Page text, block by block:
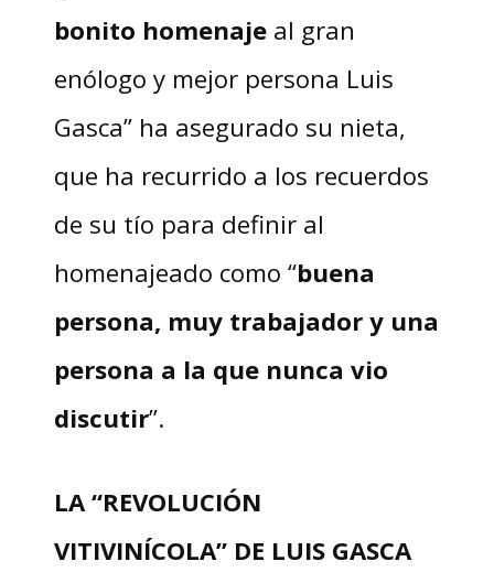
bonito homenajeal gran
enólogo y mejor persona Luis
Gasca” ha asegurado su nieta,
que ha recurrido a los recuerdos
de su tío para definir al
homenajeado como “buena
persona, muy trabajador y una
persona a la que nunca vio
discutir”.
LA “REVOLUCIÓN
VITIVINÍCOLA” DE LUIS GASCA